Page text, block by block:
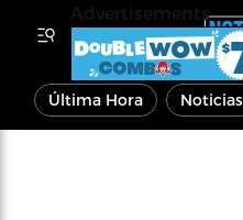
Última Hora Noticias
Advertisements